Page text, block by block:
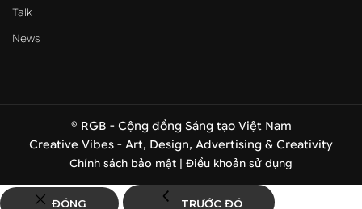
Talk
News
© RGB - Cộng đồng Sáng tạo Việt Nam
Creative Vibes - Art, Design, Advertising & Creativity
Chính sách bảo mật | Điều khoản sử dụng
ĐÓNG TRƯỚC ĐÓ